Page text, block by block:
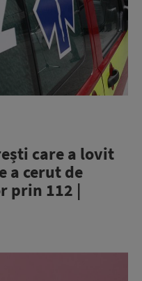
care a lovit
a cerut de
prin 112 |